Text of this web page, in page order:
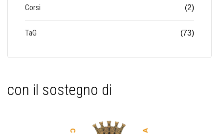
Corsi (2)
TaG (73)
con il sostegno di